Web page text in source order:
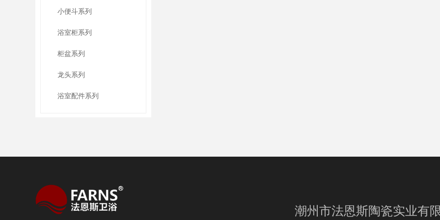
小便斗系列
浴室柜系列
柜盆系列
龙头系列
浴室配件系列
潮州市法恩斯陶瓷实业有